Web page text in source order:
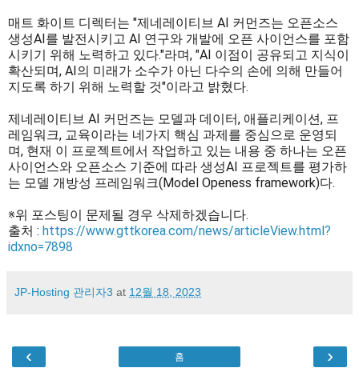
매트 화이트 디렉터는 "제네레이티브 AI 커먼즈는 오픈소스
생성AI를 발전시키고 AI 연구와 개발에 오픈 사이언스를 포함
시키기 위해 노력하고 있다."라며, "AI 이점이 공유되고 지식이
확산되며, AI의 미래가 소수가 아닌 다수의 손에 의해 만들어
지도록 하기 위해 노력할 것"이라고 밝혔다.
제네레이티브 AI 커먼즈는 모델과 데이터, 애플리케이션, 프
레임워크, 교육이라는 네가지 핵심 과제를 중심으로 운영되
며, 현재 이 프로젝트에서 작업하고 있는 내용 중 하나는 오픈
사이언스와 오픈소스 기준에 따라 생성AI 프로젝트를 평가하
는 모델 개방성 프레임워크(Model Openess framework)다.
※위 포스팅이 문제될 경우 삭제하겠습니다.
출처 : https://www.gttkorea.com/news/articleView.html?
idxno=7898
JP-Hosting 관리자3 at 12월 18, 2023
‹ ›
홈